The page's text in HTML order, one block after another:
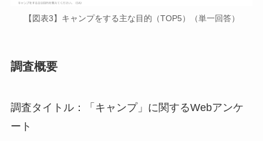
【図表3】キャンプをする主な目的（TOP5）（単一回答）
調査概要
調査タイトル：「キャンプ」に関するWebアンケ
ート